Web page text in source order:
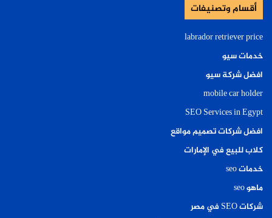
أقسام وتصنيفات
labrador retriever price
خدمات سيو
افضل شركة سيو
mobile car holder
SEO Services in Egypt
افضل شركات تصميم مواقع
كلاب للبيع في الإمارات
خدمات seo
ماهو seo
شركات SEO في مصر